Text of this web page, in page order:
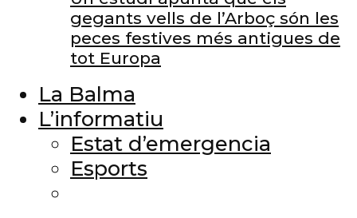
gegants vells de l’Arboç són les
peces festives més antigues de
tot Europa
La Balma
L’informatiu
Estat d’emergencia
Esports